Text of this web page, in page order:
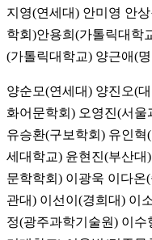
지영(연세대) 안미영 안
학회)안용희(가톨릭대학
(가톨릭대학교) 양근애(
양순모(연세대) 양진오(
화어문학회) 오영진(서
유승환(구보학회) 유인혁
세대학교) 윤현진(부산대
문학학회) 이광욱 이다온
관대) 이선이(경희대) 이
정(광주과학기술원) 이